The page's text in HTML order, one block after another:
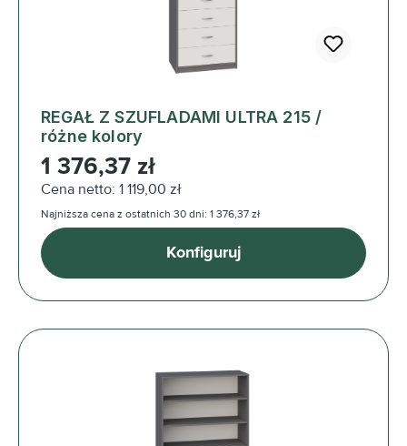
REGAŁ Z SZUFLADAMI ULTRA 215 /
różne kolory
Cena regularna:
1 376,37 zł
Cena netto: 1 119,00 zł
Najniższa cena z ostatnich 30 dni: 1 376,37 zł
Konfiguruj